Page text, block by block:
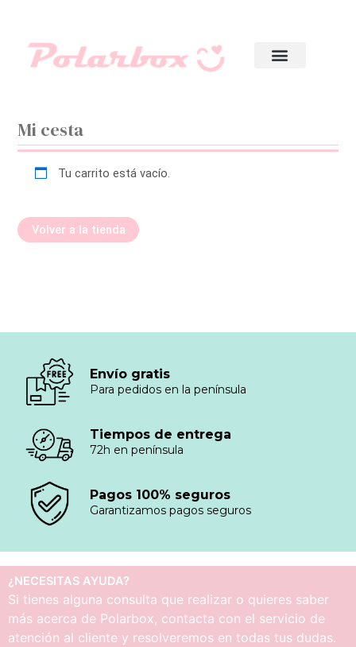
Mi cesta
Tu carrito está vacío.
Volver a la tienda
Envío gratis
Para pedidos en la península
Tiempos de entrega
72h en península
Pagos 100% seguros
Garantizamos pagos seguros
¿NECESITAS AYUDA?
Si tienes alguna consulta que realizar o quieres saber
más acerca de Polarbox, contacta con el servicio de
atención al cliente y resolveremos en todas tus dudas.